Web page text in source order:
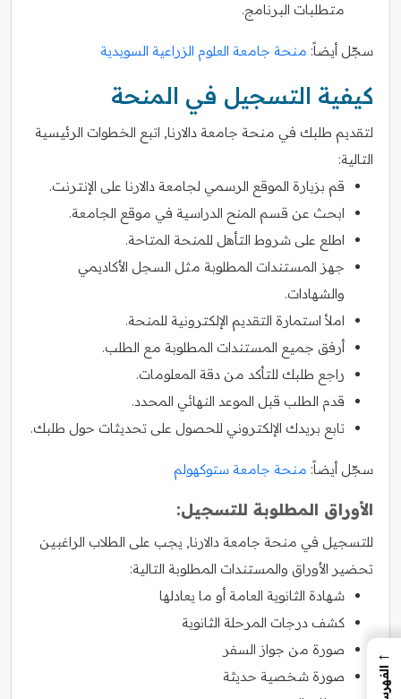
متطلبات البرنامج.
سجّل أيضاً: منحة جامعة العلوم الزراعية السويدية
كيفية التسجيل في المنحة
لتقديم طلبك في منحة جامعة دالارنا, اتبع الخطوات الرئيسية
التالية:
قم بزيارة الموقع الرسمي لجامعة دالارنا على الإنترنت.
ابحث عن قسم المنح الدراسية في موقع الجامعة.
اطلع على شروط التأهل للمنحة المتاحة.
جهز المستندات المطلوبة مثل السجل الأكاديمي
والشهادات.
املأ استمارة التقديم الإلكترونية للمنحة.
أرفق جميع المستندات المطلوبة مع الطلب.
راجع طلبك للتأكد من دقة المعلومات.
قدم الطلب قبل الموعد النهائي المحدد.
تابع بريدك الإلكتروني للحصول على تحديثات حول طلبك.
سجّل أيضاً: منحة جامعة ستوكهولم
الأوراق المطلوبة للتسجيل:
للتسجيل في منحة جامعة دالارنا, يجب على الطلاب الراغبين
تحضير الأوراق والمستندات المطلوبة التالية:
شهادة الثانوية العامة أو ما يعادلها
كشف درجات المرحلة الثانوية
صورة من جواز السفر
صورة شخصية حديثة
←
الفهرس